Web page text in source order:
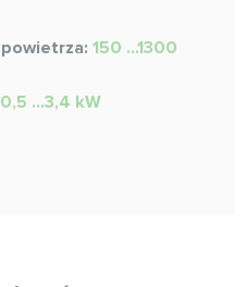
150 ...1300
0,5 ...3,4 kW